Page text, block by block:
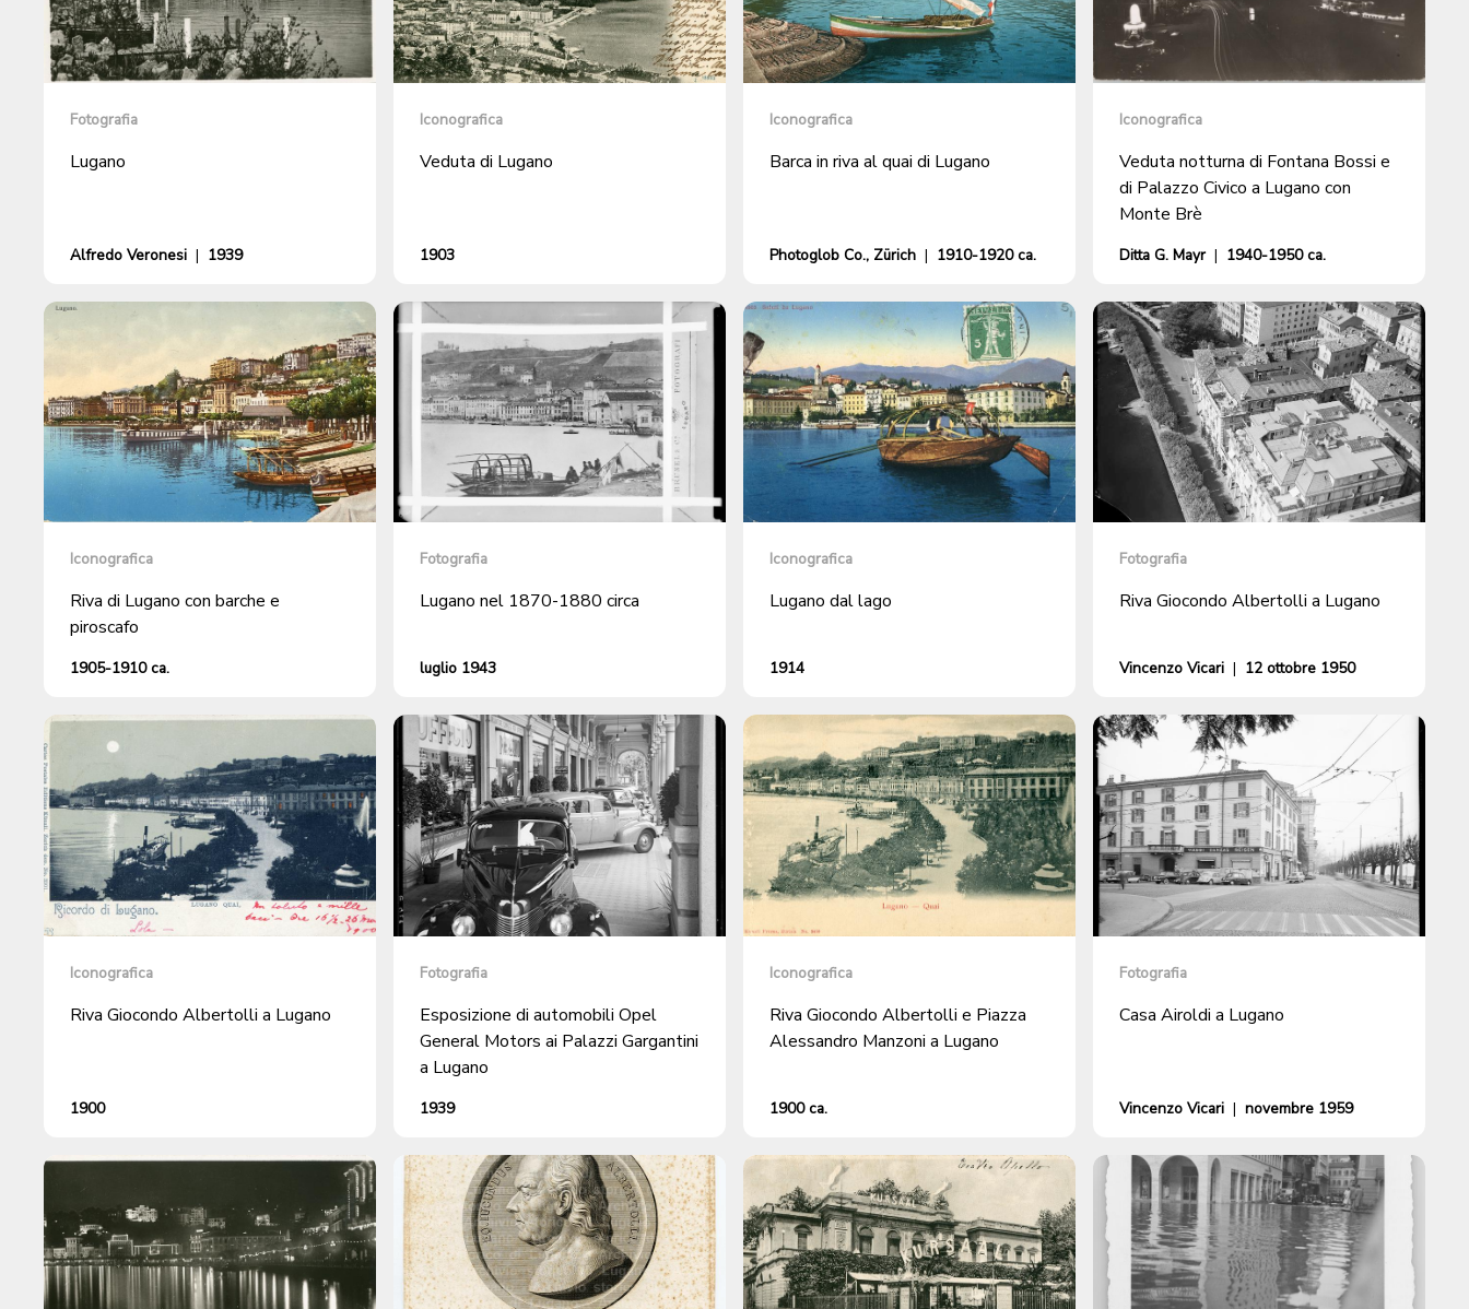
Fotografia
Lugano
Alfredo Veronesi | 1939
Iconografica
Veduta di Lugano
1903
Iconografica
Barca in riva al quai di Lugano
Photoglob Co., Zürich | 1910-1920 ca.
Iconografica
Veduta notturna di Fontana Bossi e
di Palazzo Civico a Lugano con
Monte Brè
Ditta G. Mayr | 1940-1950 ca.
Iconografica
Riva di Lugano con barche e
piroscafo
1905-1910 ca.
Fotografia
Lugano nel 1870-1880 circa
luglio 1943
Iconografica
Lugano dal lago
1914
Fotografia
Riva Giocondo Albertolli a Lugano
Vincenzo Vicari | 12 ottobre 1950
Iconografica
Riva Giocondo Albertolli a Lugano
1900
Fotografia
Esposizione di automobili Opel
General Motors ai Palazzi Gargantini
a Lugano
1939
Iconografica
Riva Giocondo Albertolli e Piazza
Alessandro Manzoni a Lugano
1900 ca.
Fotografia
Casa Airoldi a Lugano
Vincenzo Vicari | novembre 1959